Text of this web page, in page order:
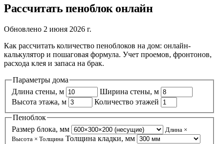
Рассчитать пеноблок онлайн
Обновлено 2 июня 2026 г.
Как рассчитать количество пеноблоков на дом: онлайн-
калькулятор и пошаговая формула. Учет проемов, фронтонов,
расхода клея и запаса на брак.
Параметры дома
Длина стены, м
Ширина стены, м
Высота этажа, м
Количество этажей
Пеноблок
Размер блока, мм
Длина ×
Высота × Толщина Толщина кладки, мм